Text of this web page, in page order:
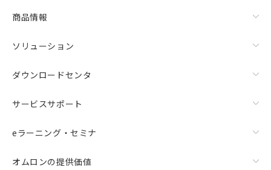
商品情報
ソリューション
ダウンロードセンタ
サービスサポート
eラーニング・セミナ
オムロンの提供価値